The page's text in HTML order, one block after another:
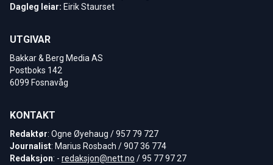
Dagleg leiar: Eirik Staurset
UTGIVAR
Bakkar & Berg Media AS
Postboks 142
6099 Fosnavåg
KONTAKT
Redaktør: Ogne Øyehaug / 957 79 727
Journalist: Marius Rosbach / 907 36 774
Redaksjon: - redaksjon@nett.no / 95 77 97 27